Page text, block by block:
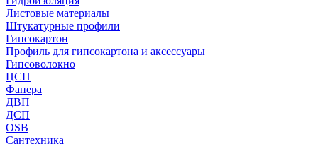
Листовые материалы
Штукатурные профили
Гипсокартон
Профиль для гипсокартона и аксессуары
Гипсоволокно
ЦСП
Фанера
ДВП
ДСП
OSB
Сантехника